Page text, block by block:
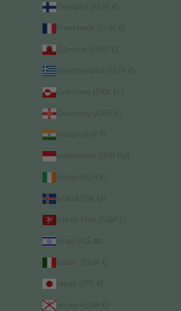
Finnland (EUR €)
Frankreich (EUR €)
Gibraltar (GBP £)
Griechenland (EUR €)
Grönland (DKK kr.)
Guernsey (GBP £)
Indien (INR ₹)
Indonesien (IDR Rp)
Irland (EUR €)
Island (ISK kr)
Isle of Man (GBP £)
Israel (ILS ₪)
Italien (EUR €)
Japan (JPY ¥)
Jersey (EUR €)